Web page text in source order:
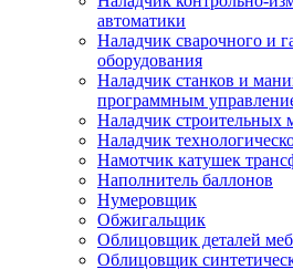
автоматики
Наладчик сварочного и
оборудования
Наладчик станков и
программным
Наладчик строительных
Наладчик
Намотчик катушек
Наполнитель баллонов
Нумеровщик
Обжигальщик
Облицовщик деталей
Облицовщик